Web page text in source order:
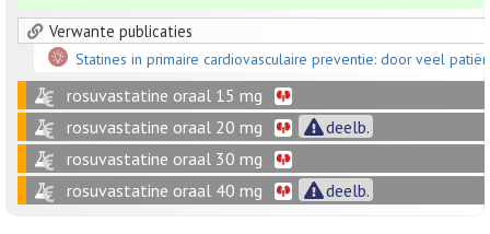
Verwante publicaties
Statines in primaire cardiovasculaire preventie: door veel
rosuvastatine oraal 15 mg
rosuvastatine oraal 20 mg
deelb.
rosuvastatine oraal 30 mg
rosuvastatine oraal 40 mg
deelb.